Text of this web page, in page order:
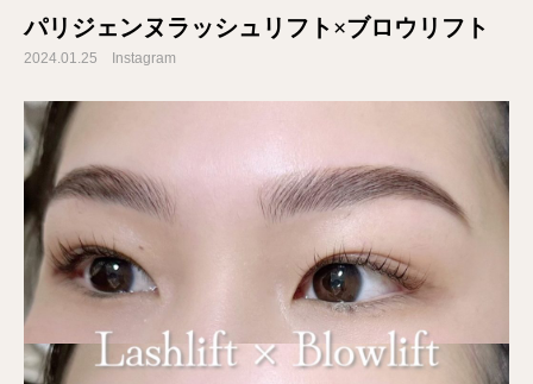
パリジェンヌラッシュリフト×ブロウリフト
2024.01.25 Instagram